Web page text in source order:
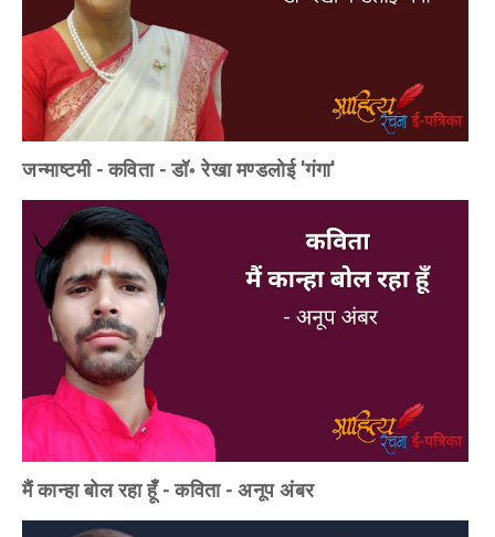
जन्माष्टमी - कविता - डॉ॰ रेखा मण्डलोई 'गंगा'
मैं कान्हा बोल रहा हूँ - कविता - अनूप अंबर